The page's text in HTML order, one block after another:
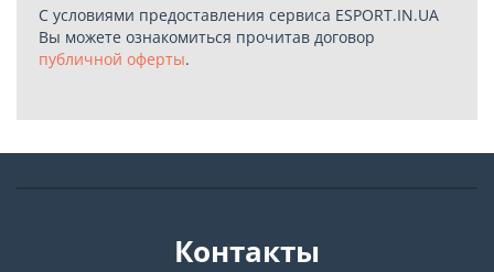
С условиями предоставления сервиса ESPORT.IN.UA
Вы можете ознакомиться прочитав договор
публичной оферты.
Контакты